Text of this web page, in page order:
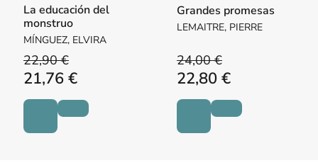
La educación del
monstruo
MÍNGUEZ, ELVIRA
22,90 €
21,76 €
Grandes promesas
LEMAITRE, PIERRE
24,00 €
22,80 €